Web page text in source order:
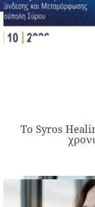
Το Syros